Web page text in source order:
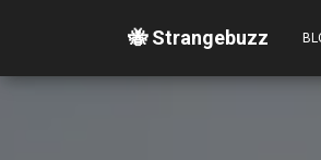
🐝 Strangebuzz